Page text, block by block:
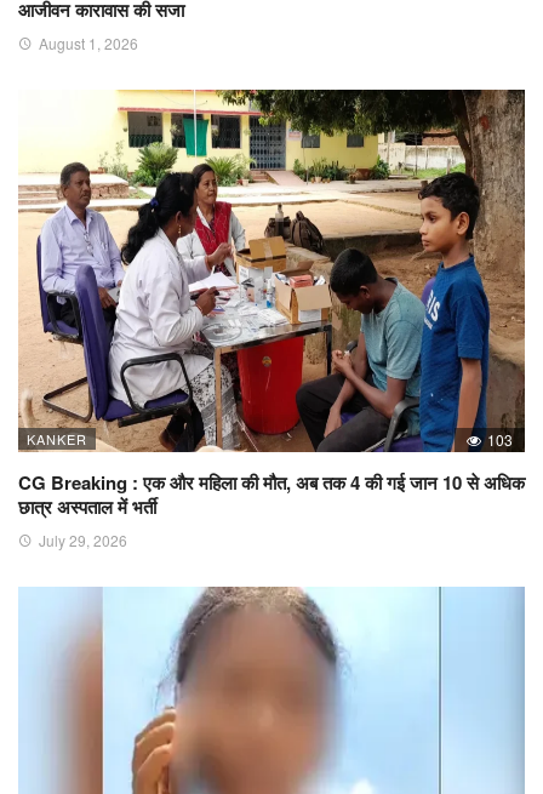
आजीवन कारावास की सजा
August 1, 2026
KANKER 103
CG Breaking : एक और महिला की मौत, अब तक 4 की गई जान 10 से अधिक
छात्र अस्पताल में भर्ती
July 29, 2026